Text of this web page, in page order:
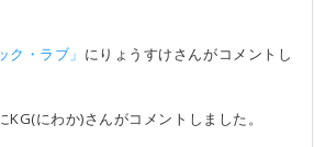
ク・ラブ」 にりょうすけさんがコメントし
KG(にわか)さんがコメントしました。